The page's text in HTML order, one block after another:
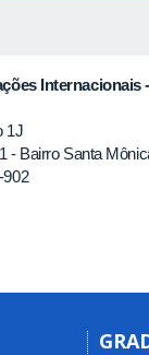
1J
- Bairro Santa
902